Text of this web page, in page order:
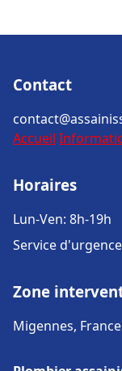
Contact
Accueil
Horaires
Lun-Ven: 8h-19h
Service
Zone
Migennes, France